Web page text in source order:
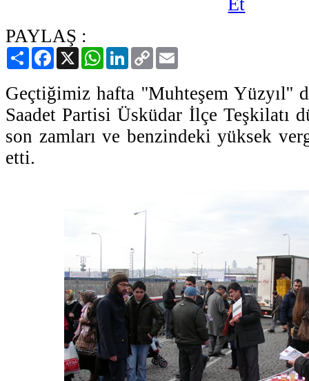
PAYLAŞ :
PaylaşFacebook
X WhatsAppLinkedIn
Copy
Link
Geçtiğimiz hafta ''Muhteşem Yüzyıl''
Saadet Partisi Üsküdar İlçe Teşkilatı
son zamları ve benzindeki yüksek
etti.